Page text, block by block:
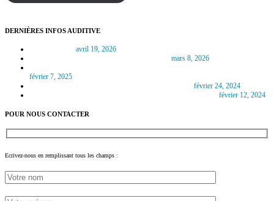
DERNIÈRES INFOS AUDITIVE
avril 19, 2026
mars 8, 2026
février 7, 2025
février 24, 2024
février 12, 2024
POUR NOUS CONTACTER
Ecrivez-nous en remplissant tous les champs :